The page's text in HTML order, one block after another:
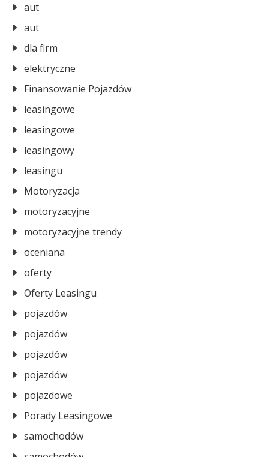
aut
aut
dla firm
elektryczne
Finansowanie Pojazdów
leasingowe
leasingowe
leasingowy
leasingu
Motoryzacja
motoryzacyjne
motoryzacyjne trendy
oceniana
oferty
Oferty Leasingu
pojazdów
pojazdów
pojazdów
pojazdów
pojazdowe
Porady Leasingowe
samochodów